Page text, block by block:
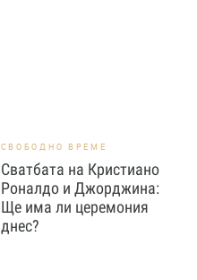
СВОБОДНО ВРЕМЕ
Сватбата на Кристиано
Роналдо и Джорджина:
Ще има ли церемония
днес?